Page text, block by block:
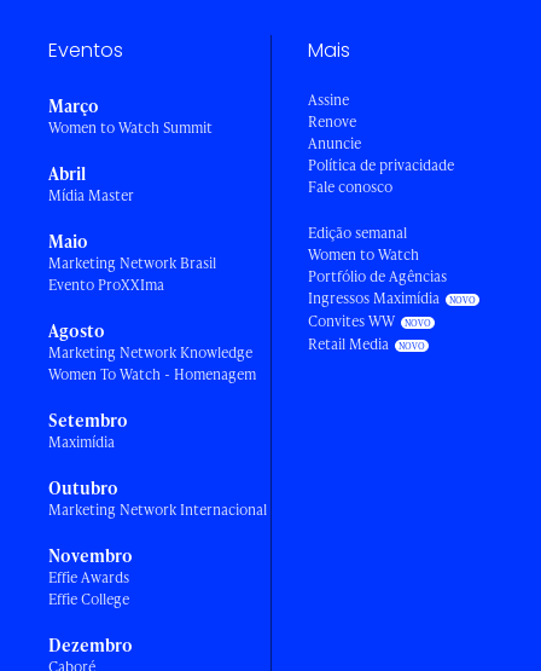
Eventos
Março
Women to Watch Summit
Abril
Mídia Master
Maio
Marketing Network Brasil
Evento ProXXIma
Agosto
Marketing Network Knowledge
Women To Watch - Homenagem
Setembro
Maximídia
Outubro
Marketing Network Internacional
Novembro
Effie Awards
Effie College
Dezembro
Mais
Assine
Renove
Anuncie
Política de privacidade
Fale conosco
Edição semanal
Women to Watch
Portfólio de Agências
Ingressos Maximídia
Convites WW
Retail Media